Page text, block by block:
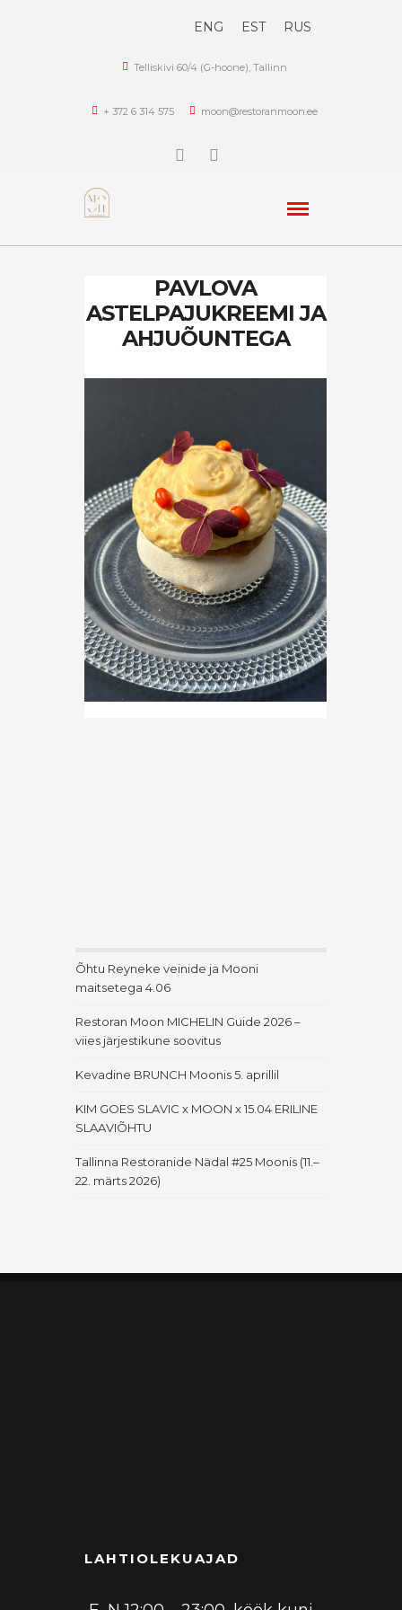
ENG EST RUS
Telliskivi 60/4 (G-hoone), Tallinn
+ 372 6 314 575 moon@restoranmoon.ee
PAVLOVA
ASTELPAJUKREEMI JA
AHJUÕUNTEGA
Õhtu Reyneke veinide ja Mooni
maitsetega 4.06
Restoran Moon MICHELIN Guide 2026 –
viies järjestikune soovitus
Kevadine BRUNCH Moonis 5. aprillil
KIM GOES SLAVIC x MOON x 15.04 ERILINE
SLAAVIÕHTU
Tallinna Restoranide Nädal #25 Moonis (11.–
22. märts 2026)
LAHTIOLEKUAJAD